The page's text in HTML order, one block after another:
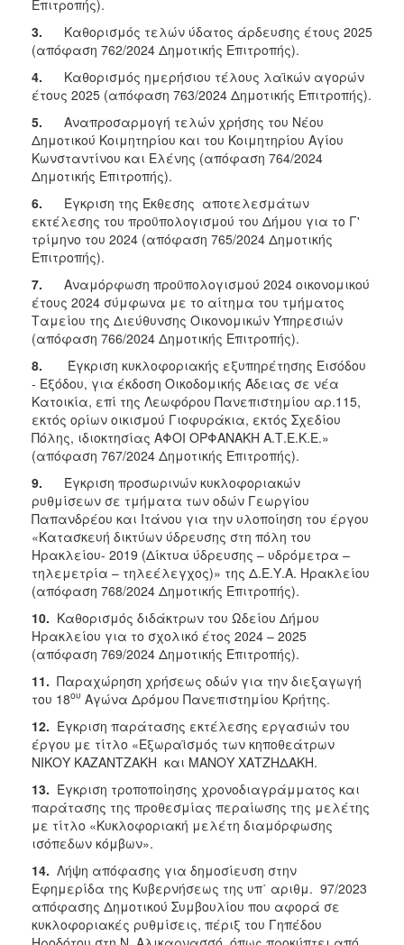
Επιτροπής).
3. Καθορισμός τελών ύδατος άρδευσης έτους 2025
(απόφαση 762/2024 Δημοτικής Επιτροπής).
4. Καθορισμός ημερήσιου τέλους λαϊκών αγορών
έτους 2025 (απόφαση 763/2024 Δημοτικής Επιτροπής).
5. Αναπροσαρμογή τελών χρήσης του Νέου
Δημοτικού Κοιμητηρίου και του Κοιμητηρίου Αγίου
Κωνσταντίνου και Ελένης (απόφαση 764/2024
Δημοτικής Επιτροπής).
6. Έγκριση της Έκθεσης αποτελεσμάτων
εκτέλεσης του προϋπολογισμού του Δήμου για το Γ'
τρίμηνο του 2024 (απόφαση 765/2024 Δημοτικής
Επιτροπής).
7. Αναμόρφωση προϋπολογισμού 2024 οικονομικού
έτους 2024 σύμφωνα με το αίτημα του τμήματος
Ταμείου της Διεύθυνσης Οικονομικών Υπηρεσιών
(απόφαση 766/2024 Δημοτικής Επιτροπής).
8.
Έγκριση κυκλοφοριακής εξυπηρέτησης Εισόδου
- Εξόδου, για έκδοση Οικοδομικής Άδειας σε νέα
Κατοικία, επί της Λεωφόρου Πανεπιστημίου αρ.115,
εκτός ορίων οικισμού Γιοφυράκια, εκτός Σχεδίου
Πόλης, ιδιοκτησίας ΑΦΟΙ ΟΡΦΑΝΑΚΗ Α.Τ.Ε.Κ.Ε.»
(απόφαση 767/2024 Δημοτικής Επιτροπής).
9. Έγκριση προσωρινών κυκλοφοριακών
ρυθμίσεων σε τμήματα των οδών Γεωργίου
Παπανδρέου και Ιτάνου για την υλοποίηση του έργου
«Κατασκευή δικτύων ύδρευσης στη πόλη του
Ηρακλείου- 2019 (Δίκτυα ύδρευσης – υδρόμετρα –
τηλεμετρία – τηλεέλεγχος)» της Δ.Ε.Υ.Α. Ηρακλείου
(απόφαση 768/2024 Δημοτικής Επιτροπής).
10. Καθορισμός διδάκτρων του Ωδείου Δήμου
Ηρακλείου για το σχολικό έτος 2024 – 2025
(απόφαση 769/2024 Δημοτικής Επιτροπής).
11. Παραχώρηση χρήσεως οδών για την διεξαγωγή
του 18ου Αγώνα Δρόμου Πανεπιστημίου Κρήτης.
12. Έγκριση παράτασης εκτέλεσης εργασιών του
έργου με τίτλο «Εξωραϊσμός των κηποθεάτρων
ΝΙΚΟΥ ΚΑΖΑΝΤΖΑΚΗ και ΜΑΝΟΥ ΧΑΤΖΗΔΑΚΗ.
13. Έγκριση τροποποίησης χρονοδιαγράμματος και
παράτασης της προθεσμίας περαίωσης της μελέτης
με τίτλο «Κυκλοφοριακή μελέτη διαμόρφωσης
ισόπεδων κόμβων».
14. Λήψη απόφασης για δημοσίευση στην
Εφημερίδα της Κυβερνήσεως της υπ΄ αριθμ. 97/2023
απόφασης Δημοτικού Συμβουλίου που αφορά σε
κυκλοφοριακές ρυθμίσεις, πέριξ του Γηπέδου